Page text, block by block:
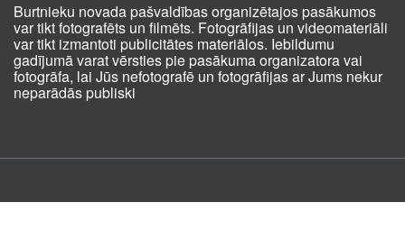
Burtnieku novada pašvaldības organizētajos pasākumos
var tikt fotografēts un filmēts. Fotogrāfijas un videomateriāli
var tikt izmantoti publicitātes materiālos. Iebildumu
gadījumā varat vērsties pie pasākuma organizatora vai
fotogrāfa, lai Jūs nefotografē un fotogrāfijas ar Jums nekur
neparādās publiski